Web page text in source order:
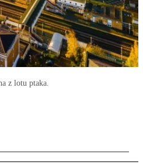
z lotu ptaka.